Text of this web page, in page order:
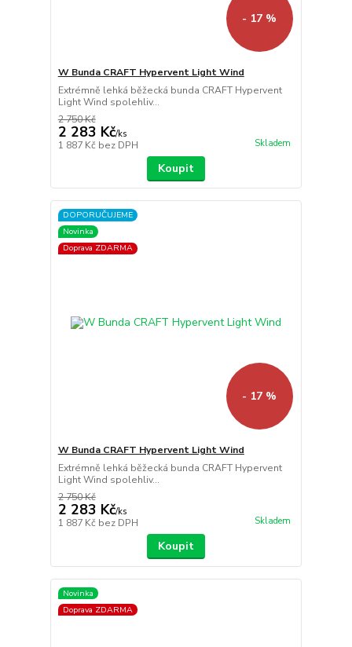
- 17 %
W Bunda CRAFT Hypervent Light Wind
Extrémně lehká běžecká bunda CRAFT Hypervent
Light Wind spolehliv...
2 750 Kč
2 283 Kč/ks
1 887 Kč bez DPH Skladem
Koupit
DOPORUČUJEME
Novinka
Doprava ZDARMA
- 17 %
W Bunda CRAFT Hypervent Light Wind
Extrémně lehká běžecká bunda CRAFT Hypervent
Light Wind spolehliv...
2 750 Kč
2 283 Kč/ks
1 887 Kč bez DPH Skladem
Koupit
Novinka
Doprava ZDARMA